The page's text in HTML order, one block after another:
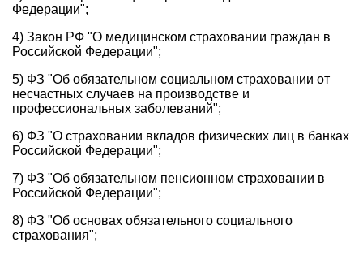
Федерации";
4) Закон РФ "О медицинском страховании граждан в
Российской Федерации";
5) ФЗ "Об обязательном социальном страховании от
несчастных случаев на производстве и
профессиональных заболеваний";
6) ФЗ "О страховании вкладов физических лиц в банках
Российской Федерации";
7) ФЗ "Об обязательном пенсионном страховании в
Российской Федерации";
8) ФЗ "Об основах обязательного социального
страхования";